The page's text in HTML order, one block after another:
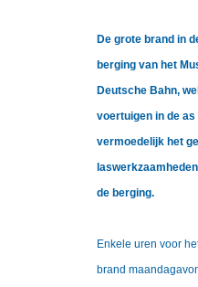
De grote brand in
berging van het
Deutsche Bahn,
voertuigen in de as
vermoedelijk het
de berging.
Enkele uren voor
brand